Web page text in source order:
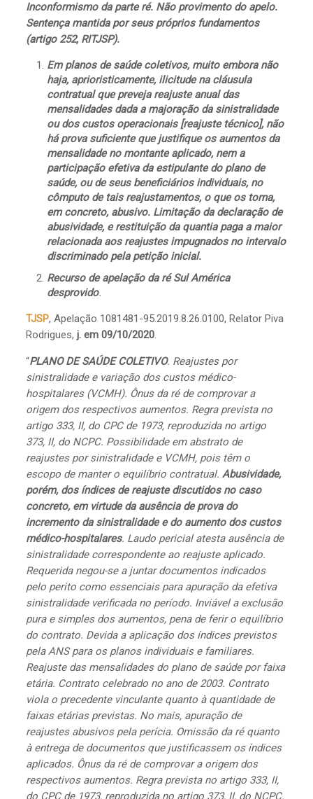
Inconformismo da parte ré. Não provimento do apelo.
Sentença mantida por seus próprios fundamentos
(artigo 252, RITJSP).
Em planos de saúde coletivos, muito embora não
haja, aprioristicamente, ilicitude na cláusula
contratual que preveja reajuste anual das
mensalidades dada a majoração da sinistralidade
ou dos custos operacionais [reajuste técnico], não
há prova suficiente que justifique os aumentos da
mensalidade no montante aplicado, nem a
participação efetiva da estipulante do plano de
saúde, ou de seus beneficiários individuais, no
cômputo de tais reajustamentos, o que os torna,
em concreto, abusivo. Limitação da declaração de
abusividade, e restituição da quantia paga a maior
relacionada aos reajustes impugnados no intervalo
discriminado pela petição inicial.
Recurso de apelação da ré Sul América
desprovido.
TJSP, Apelação 1081481-95.2019.8.26.0100, Relator Piva
Rodrigues,j. em 09/10/2020.
“PLANO DE SAÚDE COLETIVO. Reajustes por
sinistralidade e variação dos custos médico-
hospitalares (VCMH). Ônus da ré de comprovar a
origem dos respectivos aumentos. Regra prevista no
artigo 333, II, do CPC de 1973, reproduzida no artigo
373, II, do NCPC. Possibilidade em abstrato de
reajustes por sinistralidade e VCMH, pois têm o
escopo de manter o equilíbrio contratual.Abusividade,
porém, dos índices de reajuste discutidos no caso
concreto, em virtude da ausência de prova do
incremento da sinistralidade e do aumento dos custos
médico-hospitalares. Laudo pericial atesta ausência de
sinistralidade correspondente ao reajuste aplicado.
Requerida negou-se a juntar documentos indicados
pelo perito como essenciais para apuração da efetiva
sinistralidade verificada no período. Inviável a exclusão
pura e simples dos aumentos, pena de ferir o equilíbrio
do contrato. Devida a aplicação dos índices previstos
pela ANS para os planos individuais e familiares.
Reajuste das mensalidades do plano de saúde por faixa
etária. Contrato celebrado no ano de 2003. Contrato
viola o precedente vinculante quanto à quantidade de
faixas etárias previstas. No mais, apuração de
reajustes abusivos pela perícia. Omissão da ré quanto
à entrega de documentos que justificassem os índices
aplicados. Ônus da ré de comprovar a origem dos
respectivos aumentos. Regra prevista no artigo 333, II,
do CPC de 1973, reproduzida no artigo 373, II, do NCPC.